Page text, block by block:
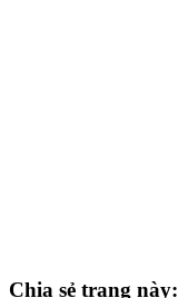
Chia sẻ trang này: